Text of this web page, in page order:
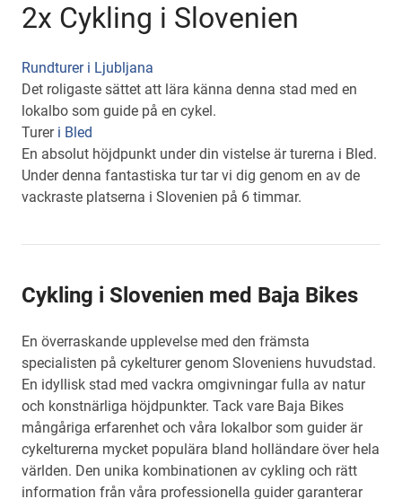
2x Cykling i Slovenien
Rundturer i Ljubljana
Det roligaste sättet att lära känna denna stad med en
lokalbo som guide på en cykel.
Turer i Bled
En absolut höjdpunkt under din vistelse är turerna i Bled.
Under denna fantastiska tur tar vi dig genom en av de
vackraste platserna i Slovenien på 6 timmar.
Cykling i Slovenien med Baja Bikes
En överraskande upplevelse med den främsta
specialisten på cykelturer genom Sloveniens huvudstad.
En idyllisk stad med vackra omgivningar fulla av natur
och konstnärliga höjdpunkter. Tack vare Baja Bikes
mångåriga erfarenhet och våra lokalbor som guider är
cykelturerna mycket populära bland holländare över hela
världen. Den unika kombinationen av cykling och rätt
information från våra professionella guider garanterar